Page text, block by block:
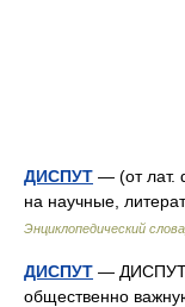
ДИСПУТ — (от лат.
на научные,
Энциклопедический
ДИСПУТ — ДИСПУТ,
общественно